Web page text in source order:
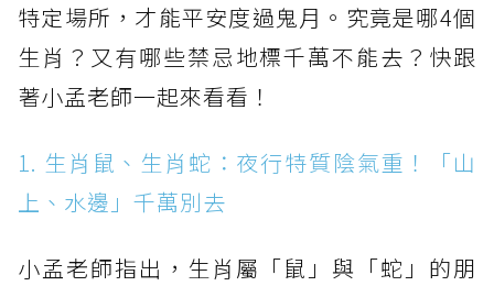
特定場所，才能平安度過鬼月。究竟是哪4個
生肖？又有哪些禁忌地標千萬不能去？快跟
著小孟老師一起來看看！
1. 生肖鼠、生肖蛇：夜行特質陰氣重！「山
上、水邊」千萬別去
小孟老師指出，生肖屬「鼠」與「蛇」的朋